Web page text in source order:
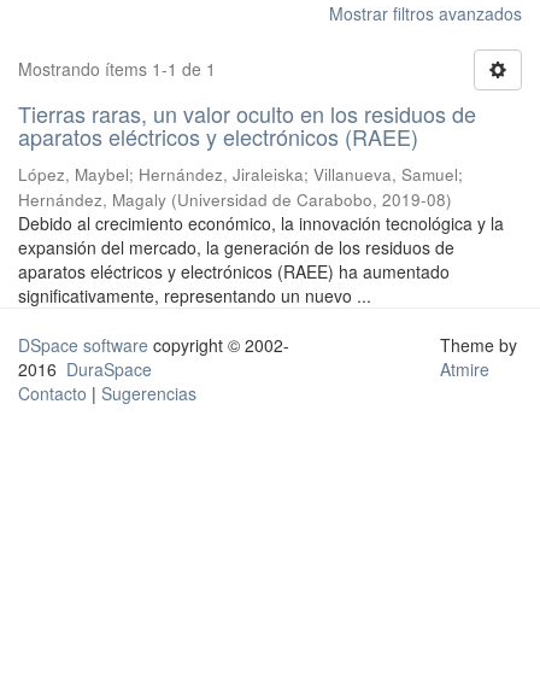
Mostrar filtros avanzados
Mostrando ítems 1-1 de 1
Tierras raras, un valor oculto en los residuos de
aparatos eléctricos y electrónicos (RAEE)
López, Maybel; Hernández, Jiraleiska; Villanueva, Samuel;
Hernández, Magaly (Universidad de Carabobo, 2019-08)
Debido al crecimiento económico, la innovación tecnológica y la
expansión del mercado, la generación de los residuos de
aparatos eléctricos y electrónicos (RAEE) ha aumentado
significativamente, representando un nuevo ...
DSpace software copyright © 2002-
2016 DuraSpace
Contacto | Sugerencias
Theme by
Atmire